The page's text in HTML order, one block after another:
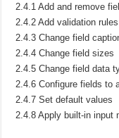
2.4.1 Add and remove
2.4.2 Add validation
2.4.3 Change field
2.4.4 Change field sizes
2.4.5 Change field data
2.4.6 Configure fields to
2.4.7 Set default values
2.4.8 Apply built-in input